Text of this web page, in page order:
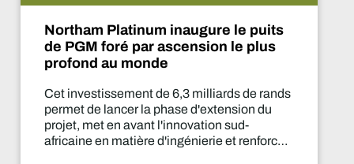
le puits
plus
de rands
renforce
De Beers suspend le
Que va-t-il se passer
Cette suspension de la
deux ans est l'une des
importantes prises par le
d'approvisionnement